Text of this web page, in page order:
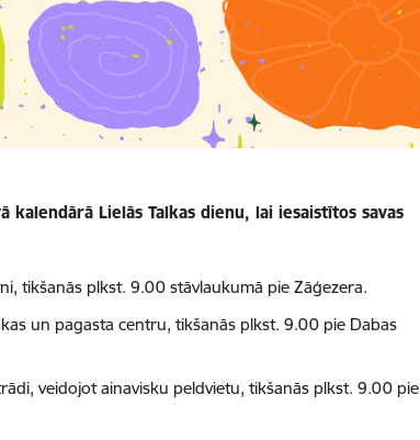
Lielās Talkas dienu, lai iesaistītos savas
tikšanās plkst. 9.00 stāvlaukumā pie Zāģezera.
un pagasta centru, tikšanās plkst. 9.00 pie Dabas
veidojot ainavisku peldvietu, tikšanās plkst. 9.00 pie